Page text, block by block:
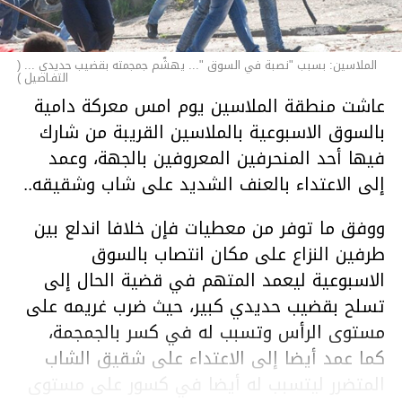
الملاسين: بسبب "نصبة في السوق "... يهشّم جمجمته بقضيب حديدي ... (
التفـاصيل )
عاشت منطقة الملاسين يوم امس معركة دامية
بالسوق الاسبوعية بالملاسين القريبة من شارك
فيها أحد المنحرفين المعروفين بالجهة، وعمد
إلى الاعتداء بالعنف الشديد على شاب وشقيقه..
ووفق ما توفر من معطيات فإن خلافا اندلع بين
طرفين النزاع على مكان انتصاب بالسوق
الاسبوعية ليعمد المتهم في قضية الحال إلى
تسلح بقضيب حديدي كبير، حيث ضرب غريمه على
مستوى الرأس وتسبب له في كسر بالجمجمة،
كما عمد أيضا إلى الاعتداء على شقيق الشاب
المتضرر ليتسبب له أيضا في كسور على مستوى